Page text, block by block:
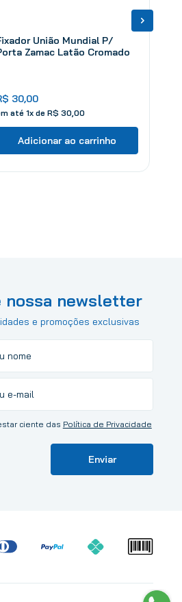
União Mundial P/
Zamac Latão Cromado
30,00
até 1x de R$ 30 00
Adicionar ao carrinho
nossa newsletter
e promoções exclusivas
ciente das Política de Privacidade
Enviar